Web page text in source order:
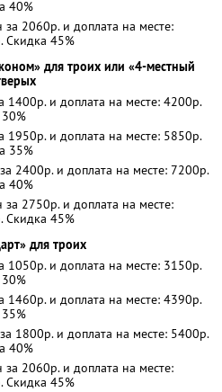
40%
2060р. и доплата на месте:
Скидка 45%
для троих или «4-местный
1400р. и доплата на месте: 4200р.
1950р. и доплата на месте: 5850р.
35%
2400р. и доплата на месте: 7200р.
40%
2750р. и доплата на месте:
Скидка 45%
для троих
1050р. и доплата на месте: 3150р.
1460р. и доплата на месте: 4390р.
1800р. и доплата на месте: 5400р.
40%
2060р. и доплата на месте:
Скидка 45%